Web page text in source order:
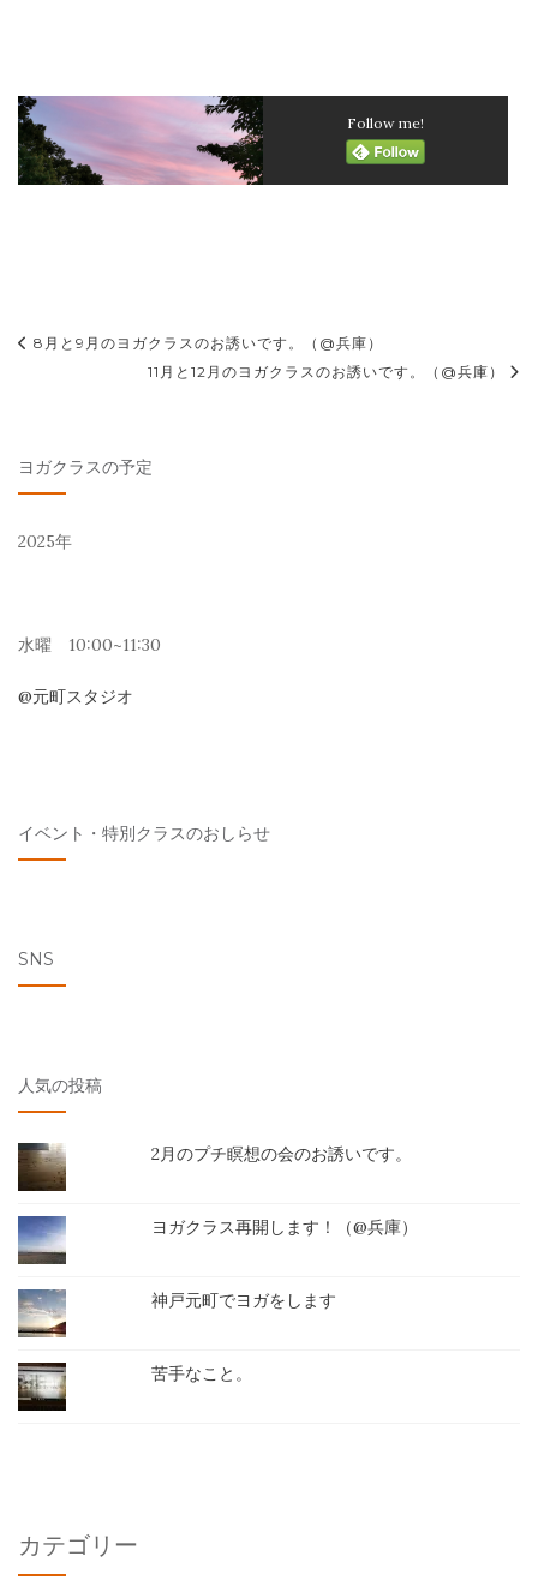
Follow me!
投
ビ
ゲ
ー
シ
ン
8月と9月のヨガクラスのお誘いです。（@兵庫）
11月と12月のヨガクラスのお誘いです。（@兵庫）
ヨガクラスの予定
2025年
水曜 10:00~11:30
@元町スタジオ
イベント・特別クラスのおしらせ
SNS
人気の投稿
2月のプチ瞑想の会のお誘いです。
ヨガクラス再開します！（@兵庫）
神戸元町でヨガをします
苦手なこと。
カテゴリー